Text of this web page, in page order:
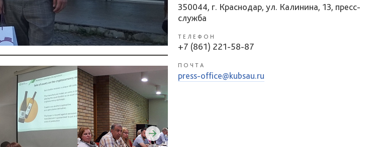
350044, г. Краснодар, ул. Калинина, 13, пресс-
служба
ТЕЛЕФОН
+7 (861) 221-58-87
ПОЧТА
press-office@kubsau.ru